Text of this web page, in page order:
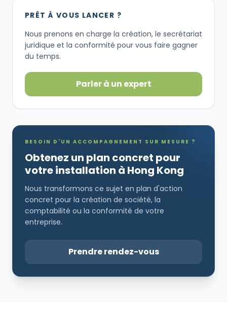
PRÊT À VOUS LANCER ?
Nous prenons en charge la création, le secrétariat
juridique et la conformité pour vous faire gagner
du temps.
Parler à un expert
BESOIN D'UN ACCOMPAGNEMENT SUR MESURE ?
Obtenez un plan concret pour
votre installation à Hong Kong
Nous transformons ce sujet en plan d'action
concret pour la création de société, la
comptabilité ou la conformité de votre
entreprise.
Prendre rendez-vous